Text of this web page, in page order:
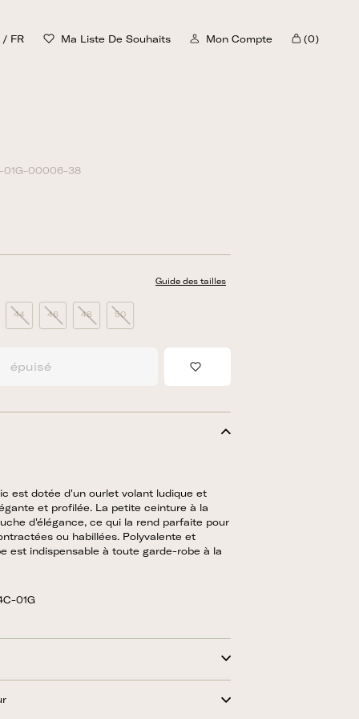
/ FR Ma Liste De Souhaits Mon Compte (0)
Chariot
01G-00006-38
Guide des tailles
44 46 48 50
épuisé Ajouter à la liste de
est dotée d'un ourlet volant ludique et
et profilée. La petite ceinture à la
d'élégance, ce qui la rend parfaite pour
ou habillées. Polyvalente et
est indispensable à toute garde-robe à la
01G